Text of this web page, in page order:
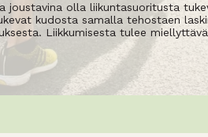
joustavina olla liikuntasuoritusta
kudosta samalla tehostaen
Liikkumisesta tulee